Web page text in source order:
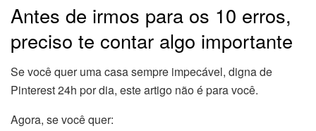
Antes de irmos para os 10 erros,
preciso te contar algo importante
Se você quer uma casa sempre impecável, digna de
Pinterest 24h por dia, este artigo não é para você.
Agora, se você quer: